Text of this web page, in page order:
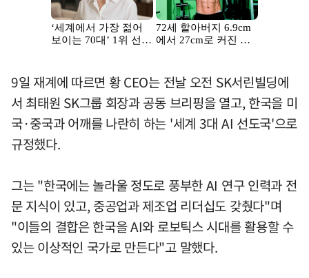
9일 재계에 따르면 황 CEO는 전날 오전 SK서린빌딩에
서 최태원 SK그룹 회장과 공동 브리핑을 열고, 한국을 미
국·중국과 어깨를 나란히 하는 '세계 3대 AI 선도국'으로
규정했다.
그는 "한국에는 놀라울 정도로 풍부한 AI 연구 인력과 전
문 지식이 있고, 중공업과 제조업 리더십도 갖췄다"며
"이들의 결합은 한국을 AI와 로보틱스 시대를 활용할 수
있는 이상적인 국가로 만든다"고 말했다.